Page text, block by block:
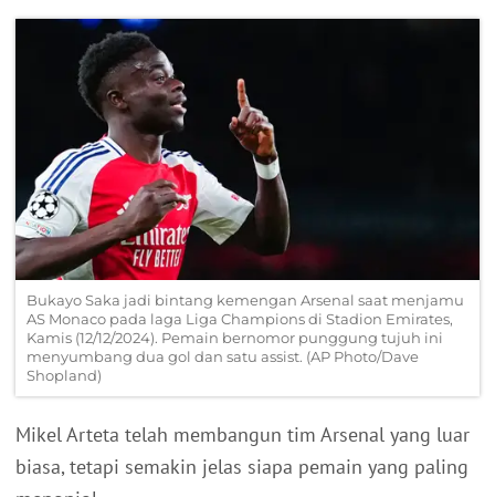
Bukayo Saka jadi bintang kemengan Arsenal saat menjamu
AS Monaco pada laga Liga Champions di Stadion Emirates,
Kamis (12/12/2024). Pemain bernomor punggung tujuh ini
menyumbang dua gol dan satu assist. (AP Photo/Dave
Shopland)
Mikel Arteta telah membangun tim Arsenal yang luar
biasa, tetapi semakin jelas siapa pemain yang paling